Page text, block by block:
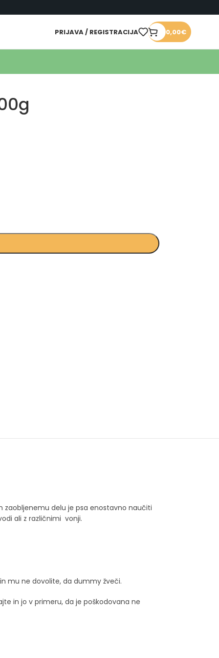
PRIJAVA / REGISTRACIJA 0,00€
zaobljenemu delu je psa enostavno naučiti
ali z različnimi vonji.
mu ne dovolite, da dummy žveči.
in jo v primeru, da je poškodovana ne